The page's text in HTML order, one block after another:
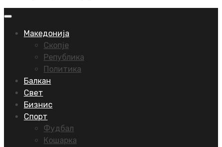
Primary
Македонија
Скопје
Република
Политика
Балкан
Свет
Бизнис
Спорт
Фудбал
Кошарка